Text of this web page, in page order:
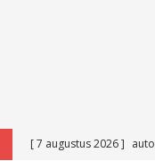
[ 7 augustus 2026 ]